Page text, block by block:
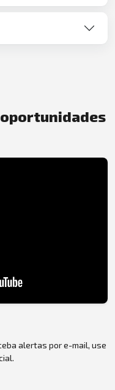
alertas por e-mail, use